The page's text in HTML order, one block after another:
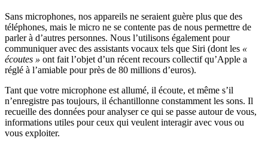
Sans microphones, nos appareils ne seraient guère plus que des
téléphones, mais le micro ne se contente pas de nous permettre de
parler à d’autres personnes. Nous l’utilisons également pour
communiquer avec des assistants vocaux tels que Siri (dont les «
écoutes » ont fait l’objet d’un récent recours collectif qu’Apple a
réglé à l’amiable pour près de 80 millions d’euros).
Tant que votre microphone est allumé, il écoute, et même s’il
n’enregistre pas toujours, il échantillonne constamment les sons. Il
recueille des données pour analyser ce qui se passe autour de vous,
informations utiles pour ceux qui veulent interagir avec vous ou
vous exploiter.